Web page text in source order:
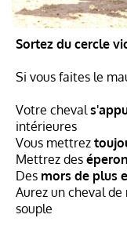
Sortez du cercle
Si vous faites le
Votre cheval
intérieures
Vous mettrez
Mettrez des
Des mors de plus
Aurez un cheval de
souple